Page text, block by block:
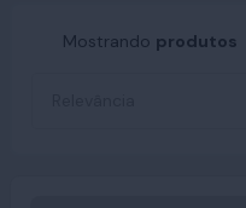
Mostrando produtos